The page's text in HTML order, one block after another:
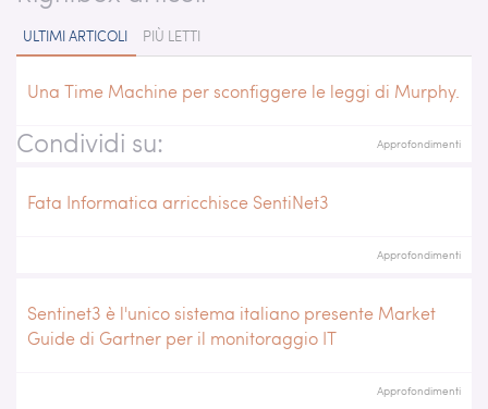
ULTIMI ARTICOLI PIÙ LETTI
Una Time Machine per sconfiggere le leggi di Murphy.
Approfondimenti
Fata Informatica arricchisce SentiNet3
Approfondimenti
Sentinet3 è l'unico sistema italiano presente Market
Guide di Gartner per il monitoraggio IT
Approfondimenti
Condividi su: